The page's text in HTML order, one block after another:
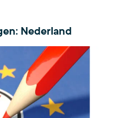
Nederland